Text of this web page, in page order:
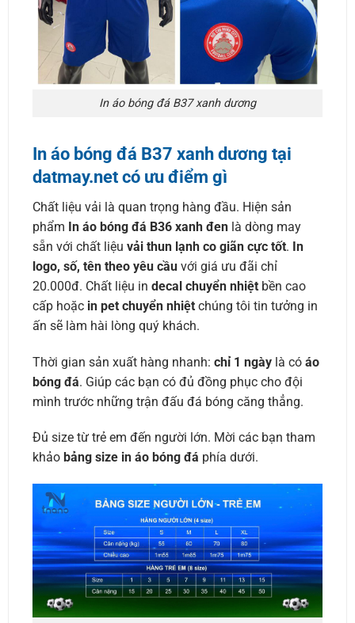
In áo bóng đá B37 xanh dương
In áo bóng đá B37 xanh dương tại
datmay.net có ưu điểm gì
Chất liệu vải là quan trọng hàng đầu. Hiện sản
phẩm In áo bóng đá B36 xanh đenlà dòng may
sẵn với chất liệu vải thun lạnh co giãn cực tốt. In
logo, số, tên theo yêu cầuvới giá ưu đãi chỉ
20.000đ. Chất liệu in decal chuyển nhiệtbền cao
cấp hoặc in pet chuyển nhiệtchúng tôi tin tưởng in
ấn sẽ làm hài lòng quý khách.
Thời gian sản xuất hàng nhanh: chỉ 1 ngàylà có áo
bóng đá. Giúp các bạn có đủ đồng phục cho đội
mình trước những trận đấu đá bóng căng thẳng.
Đủ size từ trẻ em đến người lớn. Mời các bạn tham
khảo bảng size in áo bóng đá phía dưới.